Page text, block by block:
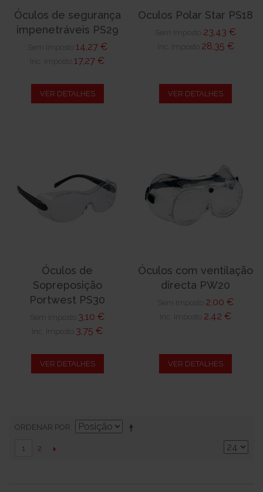
Óculos de segurança
impenetráveis PS29
Sem Imposto 14,27 €
Inc. Imposto 17,27 €
VER DETALHES
Oculos Polar Star PS18
Sem Imposto 23,43 €
Inc. Imposto 28,35 €
VER DETALHES
Óculos de
Sopreposição
Portwest PS30
Sem Imposto 3,10 €
Inc. Imposto 3,75 €
VER DETALHES
Óculos com ventilação
directa PW20
Sem Imposto 2,00 €
Inc. Imposto 2,42 €
VER DETALHES
ORDENAR POR
1 2